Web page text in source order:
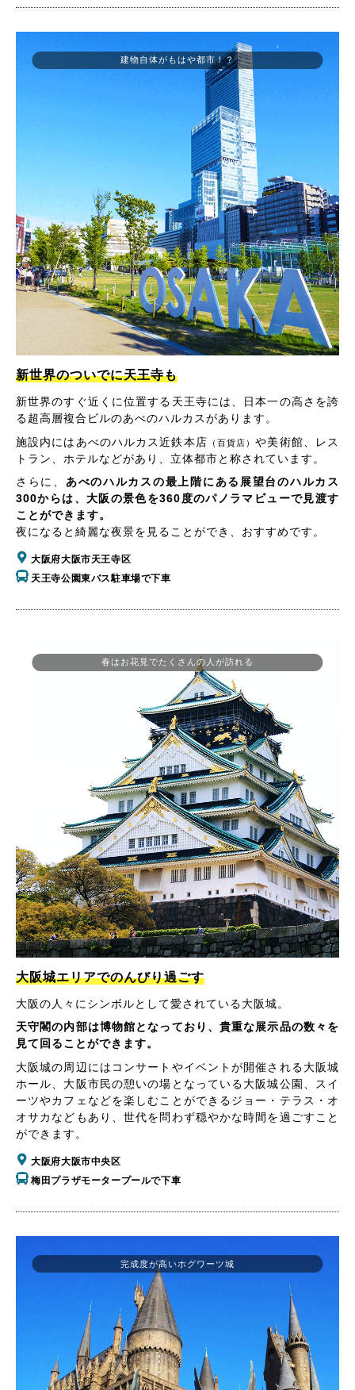
新世界のついでに天王寺も
新世界のすぐ近くに位置する天王寺には、日本一の高さを誇
る超高層複合ビルのあべのハルカスがあります。
施設内にはあべのハルカス近鉄本店 （百貨店）や美術館、レス
トラン、ホテルなどがあり、立体都市と称されています。
さらに、 あべのハルカスの最上階にある展望台のハルカス
300からは、大阪の景色を360度のパノラマビューで見渡す
ことができます。
夜になると綺麗な夜景を見ることができ、おすすめです。
大阪府大阪市天王寺区
天王寺公園東バス駐車場で下車
建物自体がもはや都市！？
春はお花見でたくさんの人が訪れる
大阪城エリアでのんびり過ごす
大阪の人々にシンボルとして愛されている大阪城。
天守閣の内部は博物館となっており、貴重な展示品の数々を
見て回ることができます。
大阪城の周辺にはコンサートやイベントが開催される大阪城
ホール、大阪市民の憩いの場となっている大阪城公園、スイ
ーツやカフェなどを楽しむことができるジョー・テラス・オ
オサカなどもあり、世代を問わず穏やかな時間を過ごすこと
ができます。
大阪府大阪市中央区
梅田プラザモータープールで下車
完成度が高いホグワーツ城